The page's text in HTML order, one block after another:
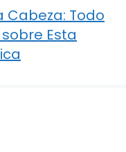
Cabeza: Todo
Esta